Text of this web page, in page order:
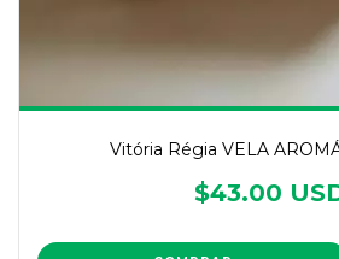
Vitória Régia VELA
$43.00